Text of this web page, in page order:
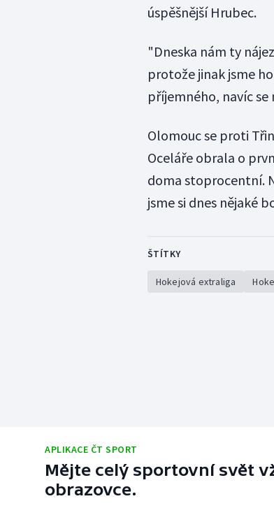
úspěšnější Hrubec.
"Dneska nám ty
protože jinak jsme
příjemného, navíc
Olomouc se proti
Oceláře obrala o
doma stoprocentní.
jsme si dnes nějaké
ŠTÍTKY
Hokejová extraliga
APLIKACE ČT SPORT
Mějte celý sportovní svět
obrazovce.